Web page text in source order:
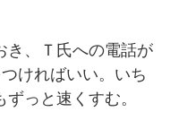
き、Ｔ氏への電話が
ければいい。いち
っと速くすむ。